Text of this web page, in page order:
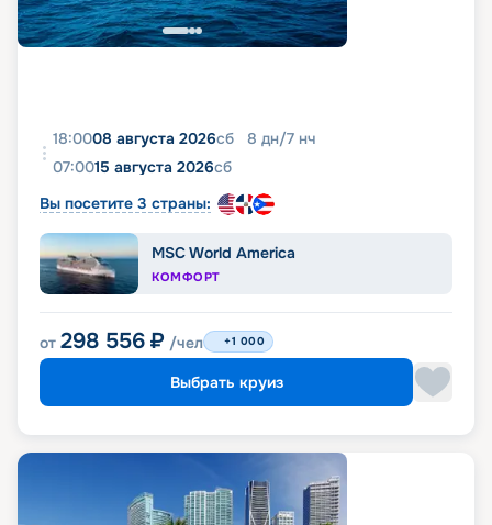
18:0008 августа 2026сб 8 дн/7 нч
07:0015 августа 2026сб
Вы посетите 3 страны:
MSC World America
КОМФОРТ
от 298 556 ₽ /чел +1 000
Выбрать круиз